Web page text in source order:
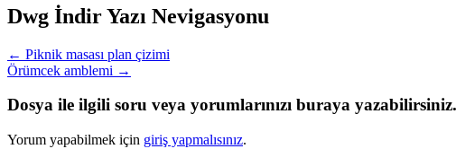
Dwg İndir Yazı Nevigasyonu
← Piknik masası plan çizimi
Örümcek amblemi →
Dosya ile ilgili soru veya yorumlarınızı buraya yazabilirsiniz.
Yorum yapabilmek için giriş yapmalısınız.